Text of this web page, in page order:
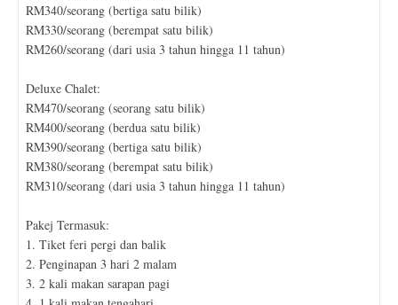
RM340/seorang (bertiga satu bilik)
RM330/seorang (berempat satu bilik)
RM260/seorang (dari usia 3 tahun hingga 11 tahun)
Deluxe Chalet:
RM470/seorang (seorang satu bilik)
RM400/seorang (berdua satu bilik)
RM390/seorang (bertiga satu bilik)
RM380/seorang (berempat satu bilik)
RM310/seorang (dari usia 3 tahun hingga 11 tahun)
Pakej Termasuk:
1. Tiket feri pergi dan balik
2. Penginapan 3 hari 2 malam
3. 2 kali makan sarapan pagi